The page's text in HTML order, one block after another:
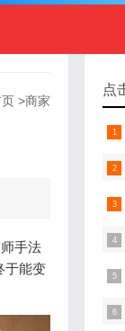
>商家
手法
于能变
点